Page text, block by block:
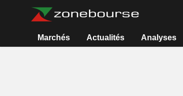
Marchés Actualités Analyses